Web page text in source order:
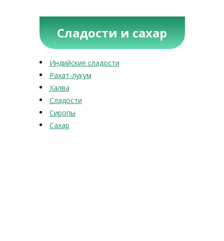
Сладости и сахар
Индийские сладости
Рахат-лукум
Халва
Сладости
Сиропы
Сахар